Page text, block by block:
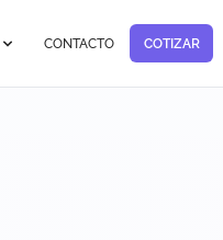
CONTACTO COTIZAR